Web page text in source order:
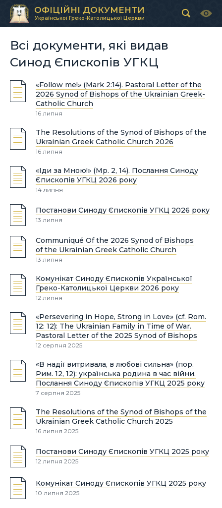
ОФІЦІЙНІ ДОКУМЕНТИ
Української Греко-Католицької Церкви
Всі документи, які видав
Синод Єпископів УГКЦ
«Follow me!» (Mark 2:14). Pastoral Letter of the
2026 Synod of Bishops of the Ukrainian Greek-
Catholic Church
16 липня
The Resolutions of the Synod of Bishops of the
Ukrainian Greek Catholic Church 2026
16 липня
«Іди за Мною!» (Мр. 2, 14). Послання Синоду
Єпископів УГКЦ 2026 року
14 липня
Постанови Синоду Єпископів УГКЦ 2026 року
13 липня
Communiqué Of the 2026 Synod of Bishops
of the Ukrainian Greek Catholic Church
13 липня
Комунікат Синоду Єпископів Української
Греко-Католицької Церкви 2026 року
12 липня
«Persevering in Hope, Strong in Love» (cf. Rom.
12: 12): The Ukrainian Family in Time of War.
Pastoral Letter of the 2025 Synod of Bishops
12 серпня 2025
«В надії витривала, в любові сильна» (пор.
Рим. 12, 12): українська родина в час війни.
Послання Синоду Єпископів УГКЦ 2025 року
7 серпня 2025
The Resolutions of the Synod of Bishops of the
Ukrainian Greek Catholic Church 2025
16 липня 2025
Постанови Синоду Єпископів УГКЦ 2025 року
12 липня 2025
Комунікат Синоду Єпископів УГКЦ 2025 року
10 липня 2025